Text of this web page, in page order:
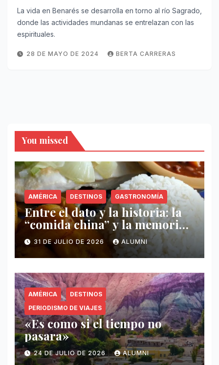
La vida en Benarés se desarrolla en torno al río Sagrado,
donde las actividades mundanas se entrelazan con las
espirituales.
28 DE MAYO DE 2024 BERTA CARRERAS
You missed
AMÉRICA DESTINOS GASTRONOMÍA
Entre el dato y la historia: la
“comida china” y la memoria
invisible en Puerto Rico
31 DE JULIO DE 2026 ALUMNI
AMÉRICA
DESTINOS
PERIODISMO DE VIAJES
«Es como si el tiempo no
pasara»
24 DE JULIO DE 2026 ALUMNI